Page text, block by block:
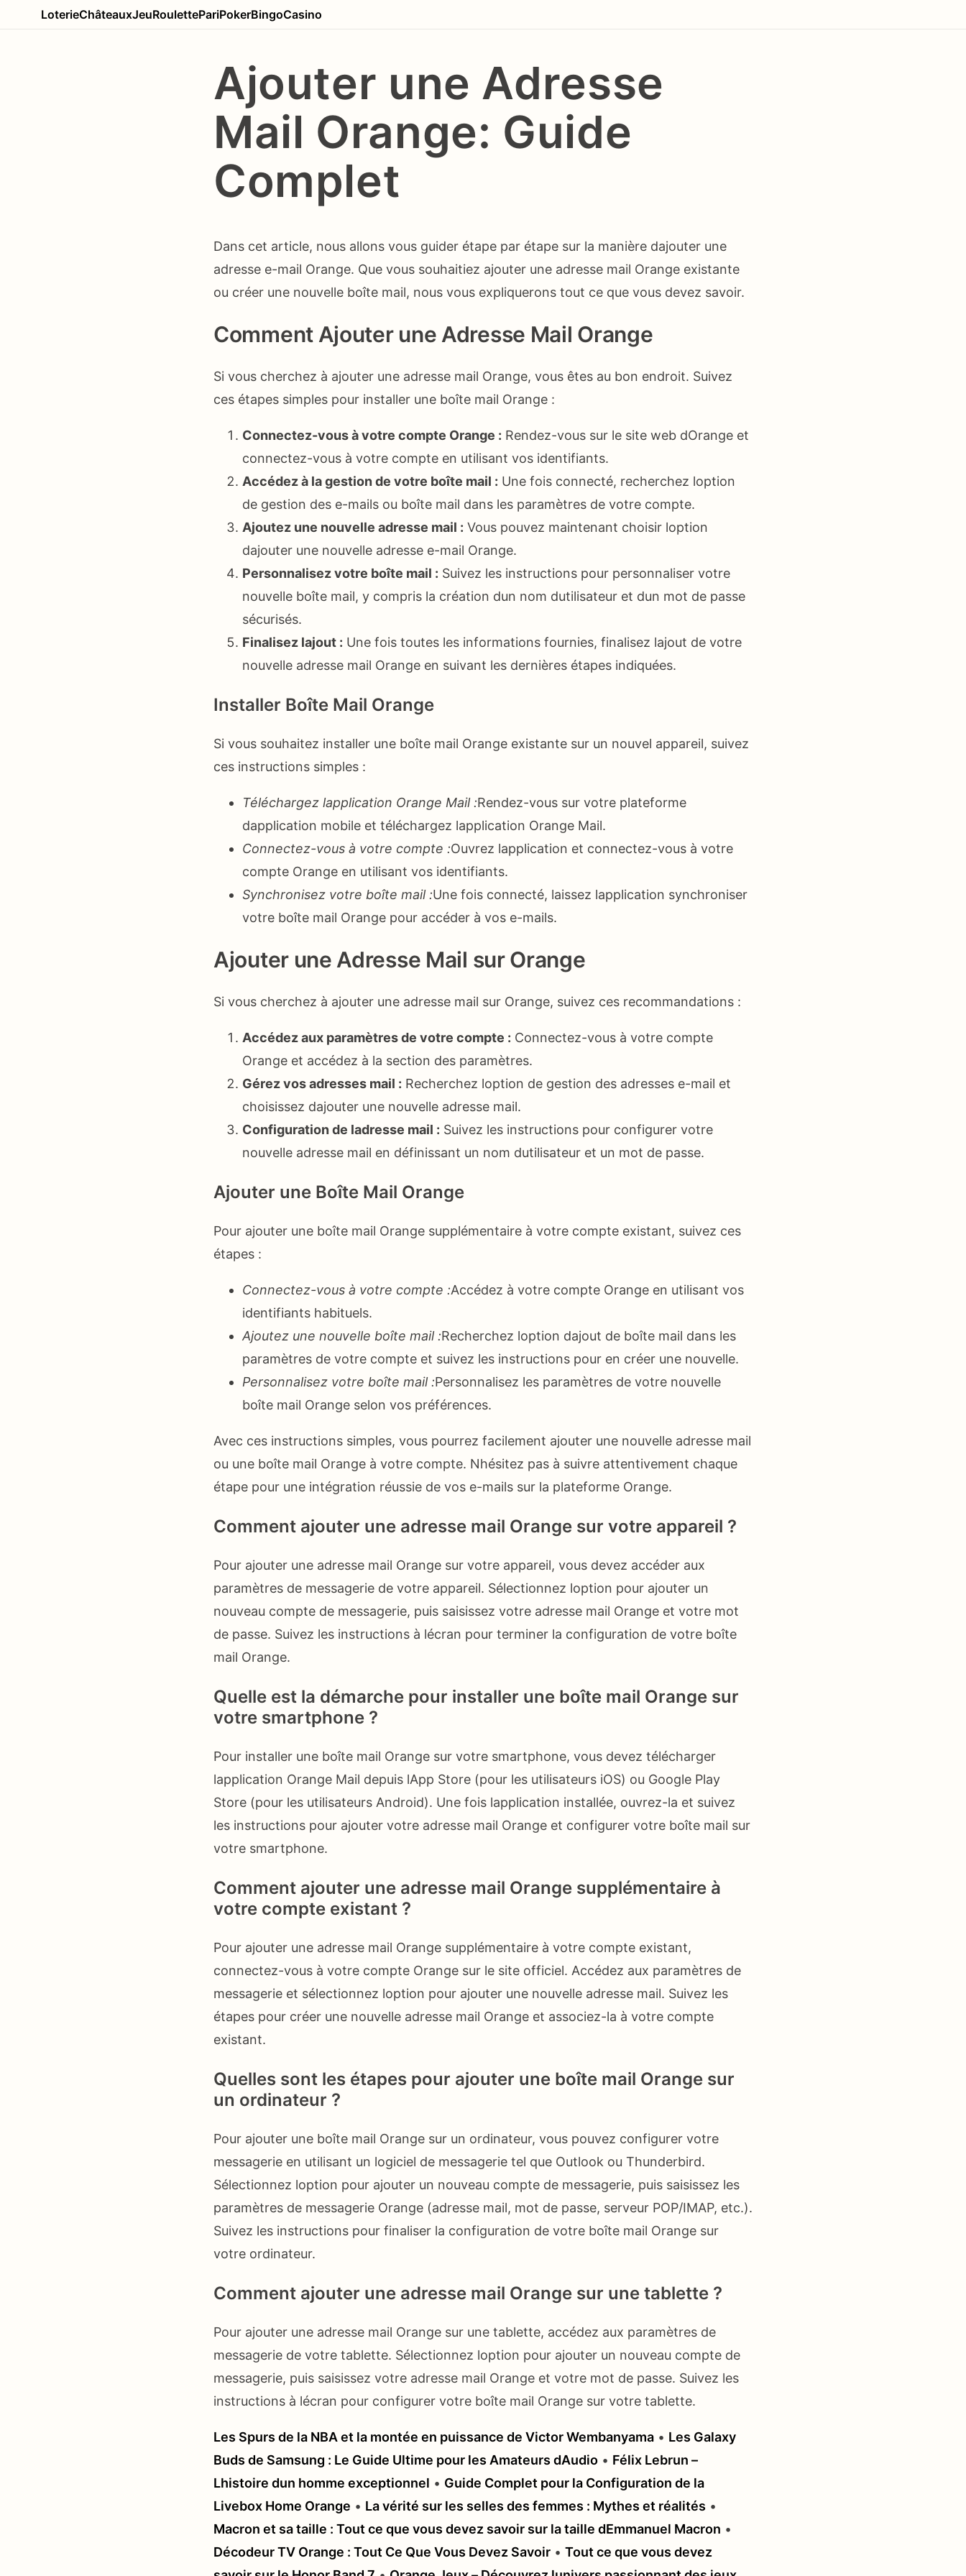
LoterieChâteauxJeuRoulettePariPokerBingoCasino
Ajouter une Adresse
Mail Orange: Guide
Complet
Dans cet article, nous allons vous guider étape par étape sur la manière dajouter une
adresse e-mail Orange. Que vous souhaitiez ajouter une adresse mail Orange existante
ou créer une nouvelle boîte mail, nous vous expliquerons tout ce que vous devez savoir.
Comment Ajouter une Adresse Mail Orange
Si vous cherchez à ajouter une adresse mail Orange, vous êtes au bon endroit. Suivez
ces étapes simples pour installer une boîte mail Orange :
Connectez-vous à votre compte Orange : Rendez-vous sur le site web dOrange et
connectez-vous à votre compte en utilisant vos identifiants.
Accédez à la gestion de votre boîte mail : Une fois connecté, recherchez loption
de gestion des e-mails ou boîte mail dans les paramètres de votre compte.
Ajoutez une nouvelle adresse mail : Vous pouvez maintenant choisir loption
dajouter une nouvelle adresse e-mail Orange.
Personnalisez votre boîte mail : Suivez les instructions pour personnaliser votre
nouvelle boîte mail, y compris la création dun nom dutilisateur et dun mot de passe
sécurisés.
Finalisez lajout : Une fois toutes les informations fournies, finalisez lajout de votre
nouvelle adresse mail Orange en suivant les dernières étapes indiquées.
Installer Boîte Mail Orange
Si vous souhaitez installer une boîte mail Orange existante sur un nouvel appareil, suivez
ces instructions simples :
Téléchargez lapplication Orange Mail :Rendez-vous sur votre plateforme
dapplication mobile et téléchargez lapplication Orange Mail.
Connectez-vous à votre compte :Ouvrez lapplication et connectez-vous à votre
compte Orange en utilisant vos identifiants.
Synchronisez votre boîte mail :Une fois connecté, laissez lapplication synchroniser
votre boîte mail Orange pour accéder à vos e-mails.
Ajouter une Adresse Mail sur Orange
Si vous cherchez à ajouter une adresse mail sur Orange, suivez ces recommandations :
Accédez aux paramètres de votre compte : Connectez-vous à votre compte
Orange et accédez à la section des paramètres.
Gérez vos adresses mail : Recherchez loption de gestion des adresses e-mail et
choisissez dajouter une nouvelle adresse mail.
Configuration de ladresse mail : Suivez les instructions pour configurer votre
nouvelle adresse mail en définissant un nom dutilisateur et un mot de passe.
Ajouter une Boîte Mail Orange
Pour ajouter une boîte mail Orange supplémentaire à votre compte existant, suivez ces
étapes :
Connectez-vous à votre compte :Accédez à votre compte Orange en utilisant vos
identifiants habituels.
Ajoutez une nouvelle boîte mail :Recherchez loption dajout de boîte mail dans les
paramètres de votre compte et suivez les instructions pour en créer une nouvelle.
Personnalisez votre boîte mail :Personnalisez les paramètres de votre nouvelle
boîte mail Orange selon vos préférences.
Avec ces instructions simples, vous pourrez facilement ajouter une nouvelle adresse mail
ou une boîte mail Orange à votre compte. Nhésitez pas à suivre attentivement chaque
étape pour une intégration réussie de vos e-mails sur la plateforme Orange.
Comment ajouter une adresse mail Orange sur votre appareil ?
Pour ajouter une adresse mail Orange sur votre appareil, vous devez accéder aux
paramètres de messagerie de votre appareil. Sélectionnez loption pour ajouter un
nouveau compte de messagerie, puis saisissez votre adresse mail Orange et votre mot
de passe. Suivez les instructions à lécran pour terminer la configuration de votre boîte
mail Orange.
Quelle est la démarche pour installer une boîte mail Orange sur
votre smartphone ?
Pour installer une boîte mail Orange sur votre smartphone, vous devez télécharger
lapplication Orange Mail depuis lApp Store (pour les utilisateurs iOS) ou Google Play
Store (pour les utilisateurs Android). Une fois lapplication installée, ouvrez-la et suivez
les instructions pour ajouter votre adresse mail Orange et configurer votre boîte mail sur
votre smartphone.
Comment ajouter une adresse mail Orange supplémentaire à
votre compte existant ?
Pour ajouter une adresse mail Orange supplémentaire à votre compte existant,
connectez-vous à votre compte Orange sur le site officiel. Accédez aux paramètres de
messagerie et sélectionnez loption pour ajouter une nouvelle adresse mail. Suivez les
étapes pour créer une nouvelle adresse mail Orange et associez-la à votre compte
existant.
Quelles sont les étapes pour ajouter une boîte mail Orange sur
un ordinateur ?
Pour ajouter une boîte mail Orange sur un ordinateur, vous pouvez configurer votre
messagerie en utilisant un logiciel de messagerie tel que Outlook ou Thunderbird.
Sélectionnez loption pour ajouter un nouveau compte de messagerie, puis saisissez les
paramètres de messagerie Orange (adresse mail, mot de passe, serveur POP/IMAP, etc.).
Suivez les instructions pour finaliser la configuration de votre boîte mail Orange sur
votre ordinateur.
Comment ajouter une adresse mail Orange sur une tablette ?
Pour ajouter une adresse mail Orange sur une tablette, accédez aux paramètres de
messagerie de votre tablette. Sélectionnez loption pour ajouter un nouveau compte de
messagerie, puis saisissez votre adresse mail Orange et votre mot de passe. Suivez les
instructions à lécran pour configurer votre boîte mail Orange sur votre tablette.
Les Spurs de la NBA et la montée en puissance de Victor Wembanyama • Les Galaxy
Buds de Samsung : Le Guide Ultime pour les Amateurs dAudio • Félix Lebrun –
Lhistoire dun homme exceptionnel • Guide Complet pour la Configuration de la
Livebox Home Orange • La vérité sur les selles des femmes : Mythes et réalités •
Macron et sa taille : Tout ce que vous devez savoir sur la taille dEmmanuel Macron •
Décodeur TV Orange : Tout Ce Que Vous Devez Savoir • Tout ce que vous devez